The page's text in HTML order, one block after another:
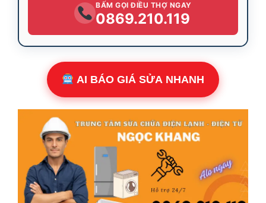
BẤM GỌI ĐIỀU THỢ NGAY
0869.210.119
AI BÁO GIÁ SỬA NHANH